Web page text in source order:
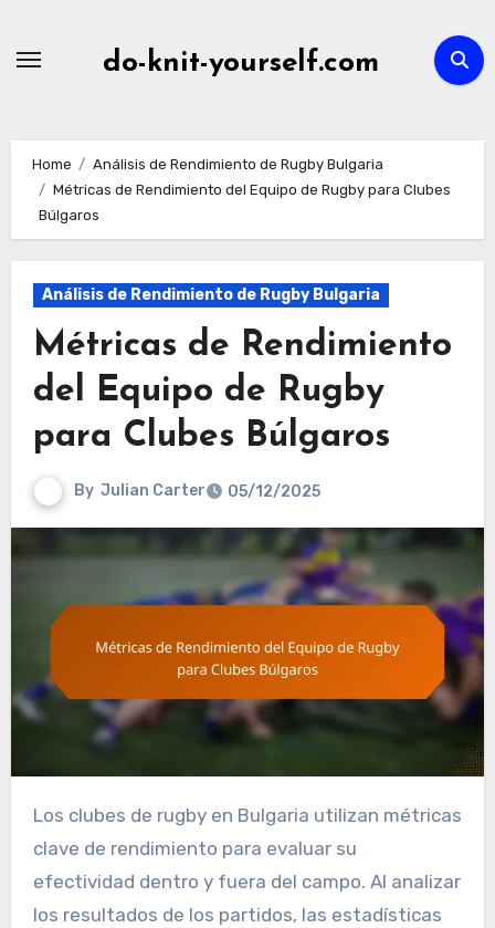
do-knit-yourself.com
Home
Análisis de Rendimiento de Rugby Bulgaria
Métricas de Rendimiento del Equipo de Rugby para Clubes
Búlgaros
Análisis de Rendimiento de Rugby Bulgaria
Métricas de Rendimiento
del Equipo de Rugby
para Clubes Búlgaros
By Julian Carter 05/12/2025
Los clubes de rugby en Bulgaria utilizan métricas
clave de rendimiento para evaluar su
efectividad dentro y fuera del campo. Al analizar
los resultados de los partidos, las estadísticas